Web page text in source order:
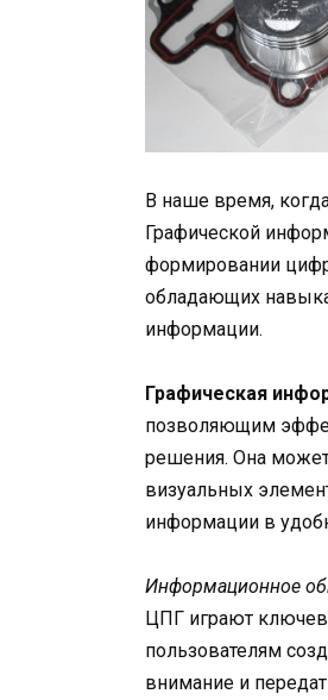
В наше время,
Графической
формировании
обладающих
информации.
Графическая
позволяющим
решения. Она
визуальных
информации в
Информационное
ЦПГ играют
пользователям
внимание и